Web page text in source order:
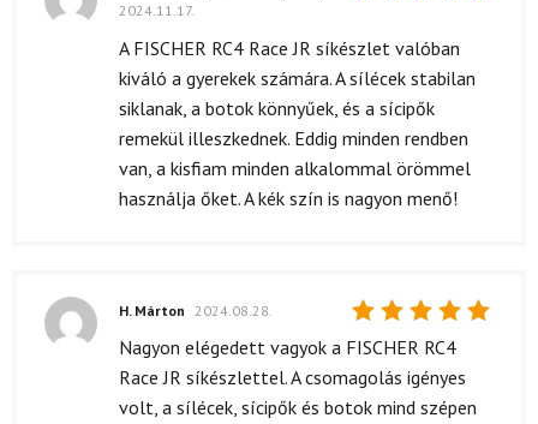
5/ 5
2024.11.17.
A FISCHER RC4 Race JR síkészlet valóban
kiváló a gyerekek számára. A sílécek stabilan
siklanak, a botok könnyűek, és a sícipők
remekül illeszkednek. Eddig minden rendben
van, a kisfiam minden alkalommal örömmel
használja őket. A kék szín is nagyon menő!
Értékelés:
H. Márton 2024.08.28.
Nagyon elégedett vagyok a FISCHER RC4
Race JR síkészlettel. A csomagolás igényes
volt, a sílécek, sícipők és botok mind szépen